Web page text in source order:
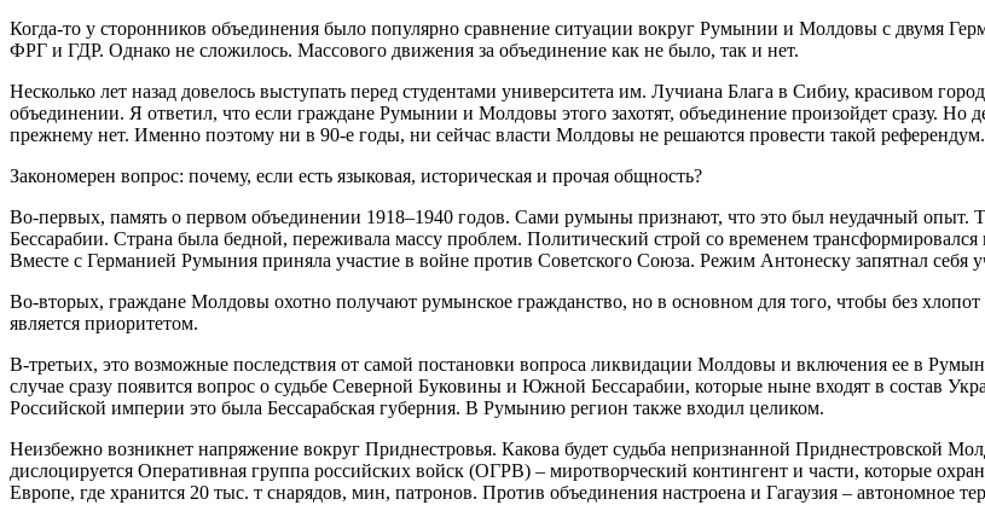
Когда-то у сторонников объединения было популярно сравнение ситуации вокруг Румынии и Молдовы с двумя
ФРГ и ГДР. Однако не сложилось. Массового движения за объединение как не было, так и нет.
Несколько лет назад довелось выступать перед студентами университета им. Лучиана Блага в Сибиу, красивом
объединении. Я ответил, что если граждане Румынии и Молдовы этого захотят, объединение произойдет сразу.
прежнему нет. Именно поэтому ни в 90-е годы, ни сейчас власти Молдовы не решаются провести такой референдум.
Закономерен вопрос: почему, если есть языковая, историческая и прочая общность?
Во-первых, память о первом объединении 1918–1940 годов. Сами румыны признают, что это был неудачный опыт.
Бессарабии. Страна была бедной, переживала массу проблем. Политический строй со временем
Вместе с Германией Румыния приняла участие в войне против Советского Союза. Режим Антонеску запятнал себя
Во-вторых, граждане Молдовы охотно получают румынское гражданство, но в основном для того, чтобы без
является приоритетом.
В-третьих, это возможные последствия от самой постановки вопроса ликвидации Молдовы и включения ее в
случае сразу появится вопрос о судьбе Северной Буковины и Южной Бессарабии, которые ныне входят в состав
Российской империи это была Бессарабская губерния. В Румынию регион также входил целиком.
Неизбежно возникнет напряжение вокруг Приднестровья. Какова будет судьба непризнанной Приднестровской
дислоцируется Оперативная группа российских войск (ОГРВ) – миротворческий контингент и части, которые
Европе, где хранится 20 тыс. т снарядов, мин, патронов. Против объединения настроена и Гагаузия – автономное